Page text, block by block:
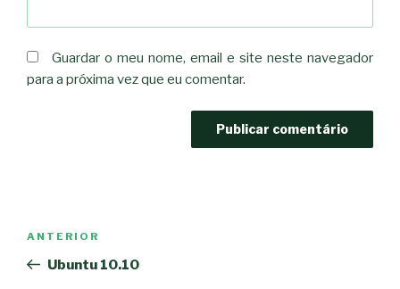
Guardar o meu nome, email e site neste navegador
para a próxima vez que eu comentar.
artigos
Conteúdo
anterior
ANTERIOR
Ubuntu 10.10